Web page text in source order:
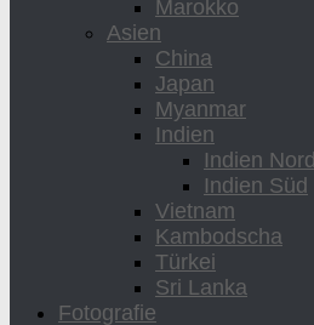
Marokko
Asien
China
Japan
Myanmar
Indien
Indien Nord
Indien Süd
Vietnam
Kambodscha
Türkei
Sri Lanka
Fotografie